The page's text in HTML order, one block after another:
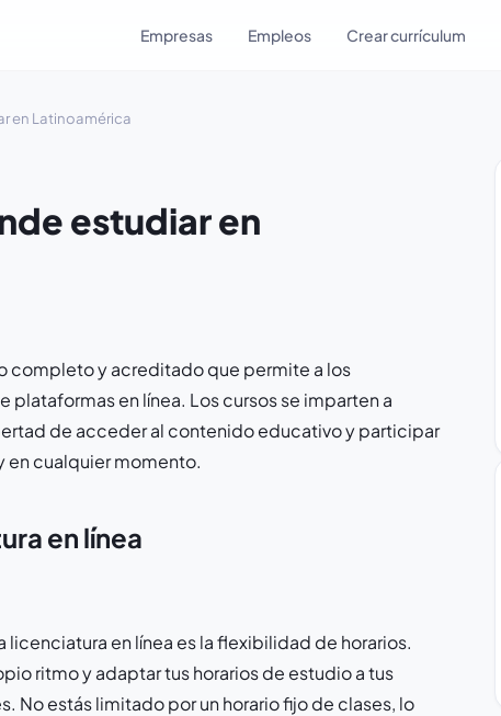
Empresas Empleos Crear currículum
en Latinoamérica
estudiar en
completo y acreditado que permite a los
en línea. Los cursos se imparten a
de acceder al contenido educativo y participar
en cualquier momento.
en línea
en línea es la flexibilidad de horarios.
ritmo y adaptar tus horarios de estudio a tus
No estás limitado por un horario fijo de clases, lo